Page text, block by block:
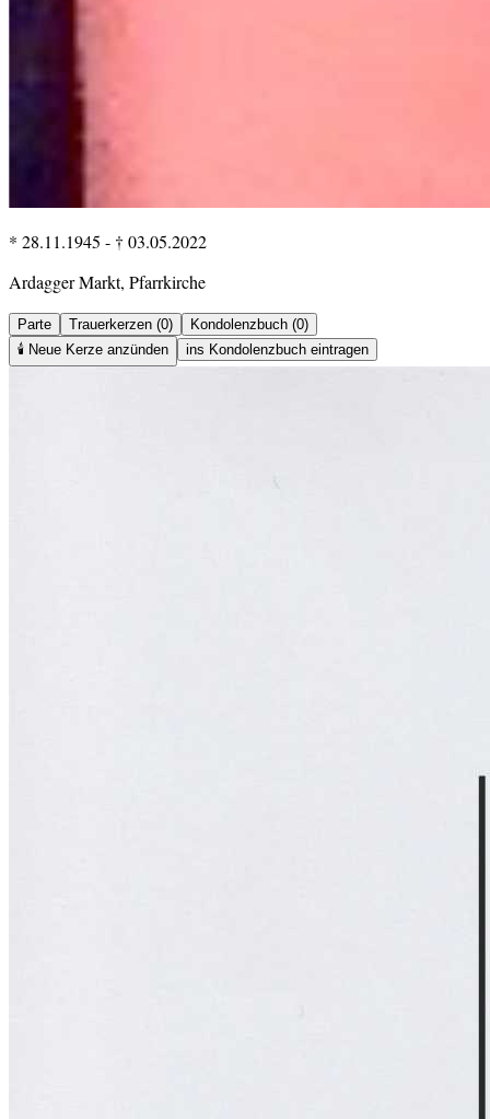
* 28.11.1945 - † 03.05.2022
Ardagger Markt, Pfarrkirche
Parte Trauerkerzen (0)
Kondolenzbuch (0)
🕯️ Neue Kerze anzünden ins Kondolenzbuch eintragen